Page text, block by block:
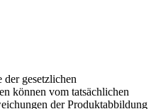
gesetzlichen
können vom tatsächlichen
der Produktabbildung